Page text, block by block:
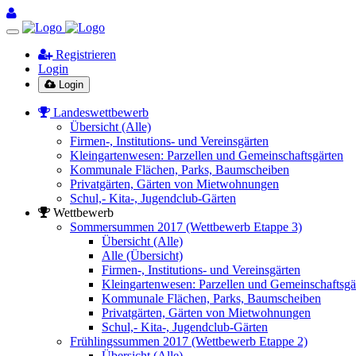
Registrieren
Login
Login
Landeswettbewerb
Übersicht (Alle)
Firmen-, Institutions- und Vereinsgärten
Kleingartenwesen: Parzellen und Gemeinschaftsgärten
Kommunale Flächen, Parks, Baumscheiben
Privatgärten, Gärten von Mietwohnungen
Schul,- Kita-, Jugendclub-Gärten
Wettbewerb
Sommersummen 2017 (Wettbewerb Etappe 3)
Übersicht (Alle)
Alle (Übersicht)
Firmen-, Institutions- und Vereinsgärten
Kleingartenwesen: Parzellen und
Kommunale Flächen, Parks, Baumscheiben
Privatgärten, Gärten von Mietwohnungen
Schul,- Kita-, Jugendclub-Gärten
Frühlingssummen 2017 (Wettbewerb Etappe 2)